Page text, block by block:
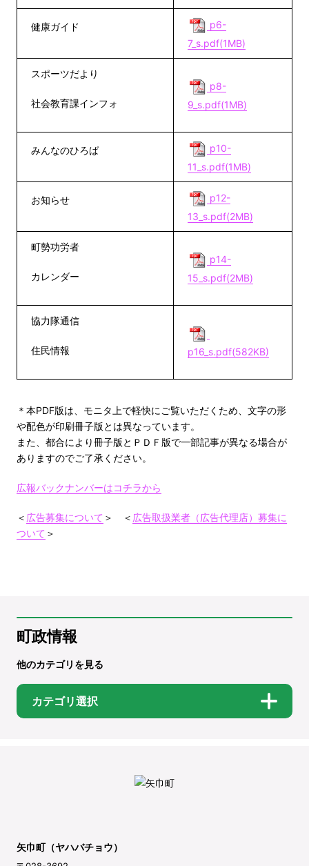
健康ガイド
p6-
7_s.pdf(1MB)
スポーツだより
社会教育課インフォ
p8-
9_s.pdf(1MB)
みんなのひろば
p10-
11_s.pdf(1MB)
お知らせ
p12-
13_s.pdf(2MB)
町勢功労者
カレンダー
p14-
15_s.pdf(2MB)
協力隊通信
住民情報 p16_s.pdf(582KB)
＊本PDF版は、モニタ上で軽快にご覧いただくため、文字の形
や配色が印刷冊子版とは異なっています。
また、都合により冊子版とＰＤＦ版で一部記事が異なる場合が
ありますのでご了承ください。
広報バックナンバーはコチラから
＜ 広告募集について ＞ ＜ 広告取扱業者（広告代理店）募集に
ついて ＞
町政情報
他のカテゴリを見る
カテゴリ選択
矢巾町（ヤハバチョウ）